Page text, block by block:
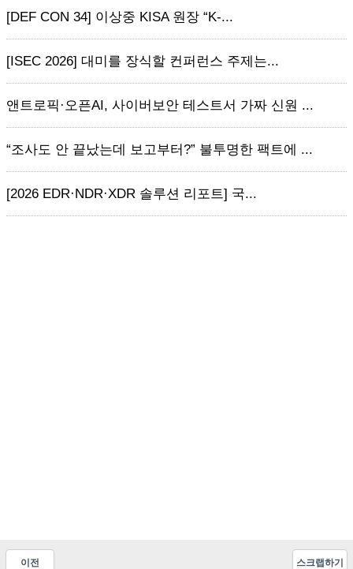
[DEF CON 34] 이상중 KISA 원장 “K-...
[ISEC 2026] 대미를 장식할 컨퍼런스 주제는...
앤트로픽·오픈AI, 사이버보안 테스트서 가짜 신원 ...
“조사도 안 끝났는데 보고부터?” 불투명한 팩트에 ...
[2026 EDR·NDR·XDR 솔루션 리포트] 국...
이전 스크랩하기